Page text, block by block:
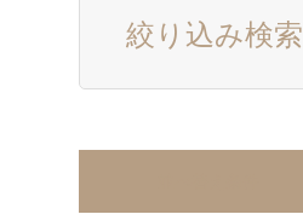
絞り込み検索